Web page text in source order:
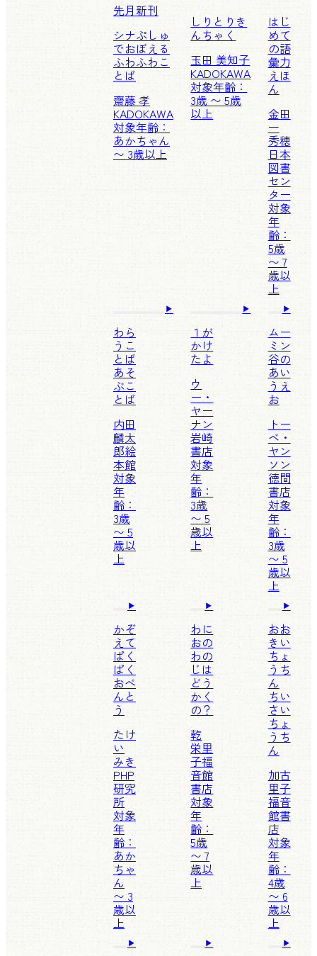
先月新刊
シナぷしゅ
でおぼえる
ふわふわこ
とば
齋藤 孝
KADOKAWA
対象年齢：
あかちゃん
〜 3歳以上
しりとりき
んちゃく
玉田 美知子
KADOKAWA
対象年齢：
3歳 〜 5歳
以上
はじ
めて
の語
彙力
えほ
ん
金田
一
秀穂
日本
図書
セン
ター
対象
年
齢：
5歳
〜 7
歳以
上
わら
うこ
とば
あそ
ぶこ
とば
内田
麟太
郎絵
本館
対象
年
齢：
3歳
〜 5
歳以
上
１が
かけ
たよ
ウ
ー・
ヤー
ナン
岩崎
書店
対象
年
齢：
3歳
〜 5
歳以
上
ムー
ミン
谷の
あい
うえ
お
トー
ベ・
ヤン
ソン
徳間
書店
対象
年
齢：
3歳
〜 5
歳以
上
かぞ
えて
ぱく
ぱく
おべ
んと
う
たけ
い
みき
PHP
研究
所
対象
年
齢：
あか
ちゃ
ん
〜 3
歳以
上
わに
おの
わの
じは
どう
かく
の？
乾
栄里
子福
音館
書店
対象
年
齢：
5歳
〜 7
歳以
上
おお
きい
ちょ
うち
ん
ちい
さい
ちょ
うち
ん
加古
里子
福音
館書
店
対象
年
齢：
4歳
〜 6
歳以
上